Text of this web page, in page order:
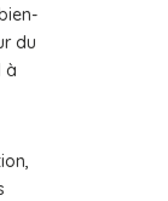
du
à